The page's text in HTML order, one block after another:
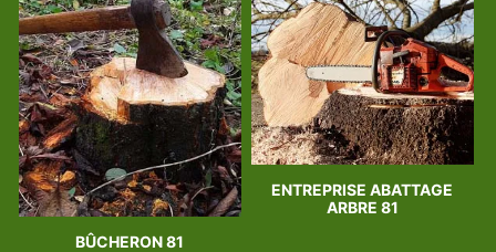
BÛCHERON 81
ENTREPRISE ABATTAGE
ARBRE 81